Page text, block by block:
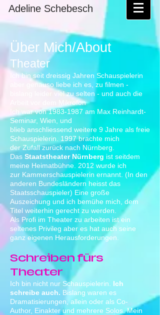
Adeline Schebesch
Über Mich/About
Theater
Ich bin seit dreissig Jahren Schauspielerin
aber genauso liebe ich es, zu filmen -
bislang leider viel zu selten - und auch die
Arbeit vor dem Mikrofon
Ich war von1983-1987 am Max Reinhardt-
Seminar, Wien, und
blieb anschliessend weitere 9 Jahre als freie
Schauspielerin. 1997 brachte mich
der Zufall zurück nach Nürnberg.
Das Staatstheater Nürnberg ist seitdem
meine Heimatbühne. 2012 wurde ich
zur Kammerschauspielerin ernannt. (In den
anderen Bundesländern heisst das
Staatsschauspieler) Eine große
Auszeichung und ich bemühe mich, dem
Titel weiterhin gerecht zu werden.
Als Profi im Theater zu arbeiten ist ein
seltenes Privileg aber es hat auch seine
ganz eigenen Herausforderungen.
Schreiben fürs
Theater
Ich bin nicht nur Schauspielerin.
Ich
schreibe auch. Bislang waren es
Dramatisierungen, allein oder als Co-
Author, Einakter und mehrere Solos. Mein